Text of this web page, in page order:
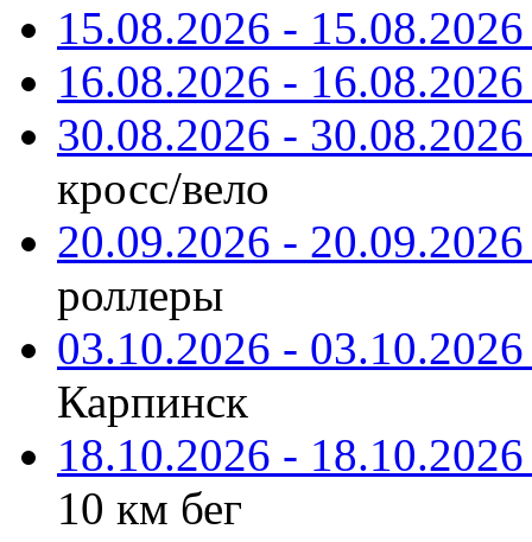
15.08.2026 -
16.08.2026 -
30.08.2026 -
кросс/вело
20.09.2026 -
роллеры
03.10.2026 -
Карпинск
18.10.2026 -
10 км бег